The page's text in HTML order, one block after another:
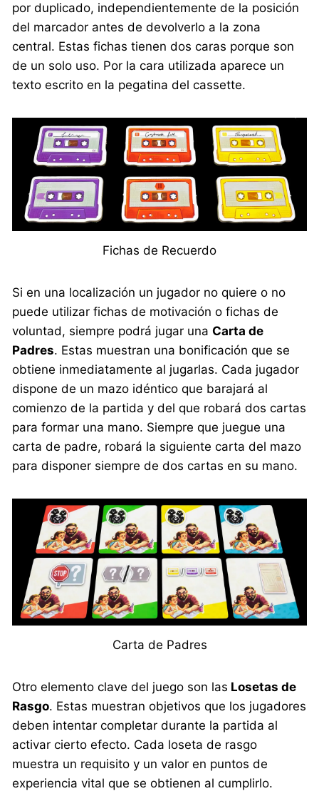
por duplicado, independientemente de la posición
del marcador antes de devolverlo a la zona
central. Estas fichas tienen dos caras porque son
de un solo uso. Por la cara utilizada aparece un
texto escrito en la pegatina del cassette.
Fichas de Recuerdo
Si en una localización un jugador no quiere o no
puede utilizar fichas de motivación o fichas de
voluntad, siempre podrá jugar unaCarta de
Padres. Estas muestran una bonificación que se
obtiene inmediatamente al jugarlas. Cada jugador
dispone de un mazo idéntico que barajará al
comienzo de la partida y del que robará dos cartas
para formar una mano. Siempre que juegue una
carta de padre, robará la siguiente carta del mazo
para disponer siempre de dos cartas en su mano.
Carta de Padres
Otro elemento clave del juego son las Losetas de
Rasgo. Estas muestran objetivos que los jugadores
deben intentar completar durante la partida al
activar cierto efecto. Cada loseta de rasgo
muestra un requisito y un valor en puntos de
experiencia vital que se obtienen al cumplirlo.